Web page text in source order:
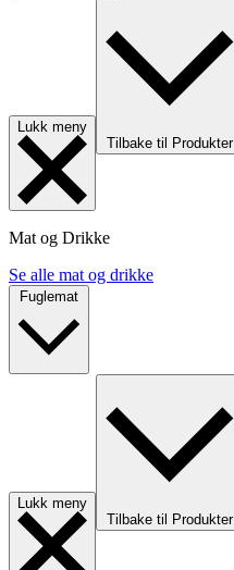
Lukk meny
Tilbake til Produkter
Mat og Drikke
Se alle mat og drikke
Lukk meny
Tilbake til Produkter